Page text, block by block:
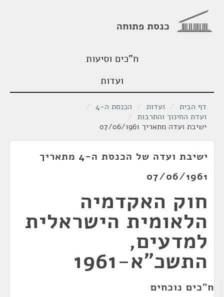
כנסת פתוחה
ח"כים וסיעות
ועדות
דף הבית / ועדות / הכנסת ה-4
/
ועדת החינוך והתרבות /
ישיבת ועדה מתאריך 07/06/1961
ישיבת ועדה של הכנסת ה-4 מתאריך
07/06/1961
חוק האקדמיה
הלאומית הישראלית
למדעים,
התשכ"א-1961
ח"כים נוכחים